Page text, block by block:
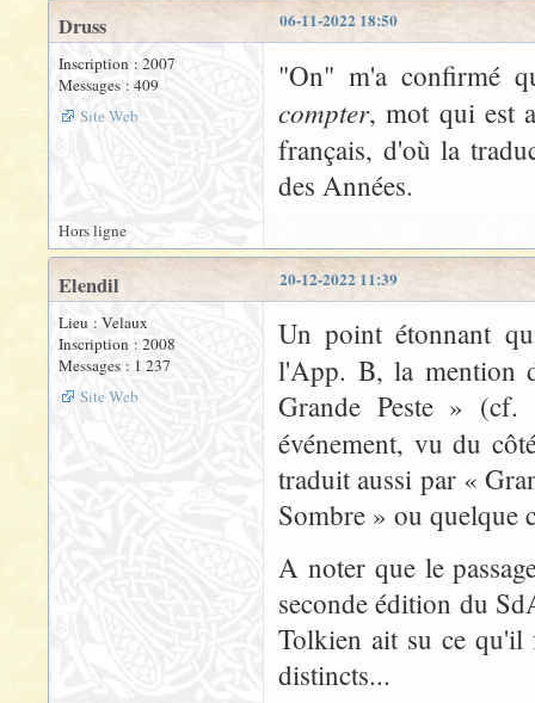
06-11-2022 18:50
Druss
Inscription : 2007
Messages : 409
Site Web
"On" m'a confirmé
compter, mot qui est
français, d'où la
des Années.
Hors ligne
20-12-2022 11:39
Elendil
Lieu : Velaux
Inscription : 2008
Messages : 1 237
Site Web
Un point étonnant
l'App. B, la mention
Grande Peste »
événement, vu du
traduit aussi par «
Sombre » ou quelque
A noter que le
seconde édition du
Tolkien ait su ce qu'il
distincts...